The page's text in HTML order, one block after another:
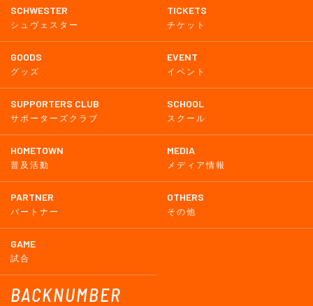
SCHWESTER
シュヴェスター
TICKETS
チケット
GOODS
グッズ
EVENT
イベント
SUPPORTERS CLUB
サポーターズクラブ
SCHOOL
スクール
HOMETOWN
普及活動
MEDIA
メディア情報
PARTNER
パートナー
OTHERS
その他
GAME
試合
BACKNUMBER